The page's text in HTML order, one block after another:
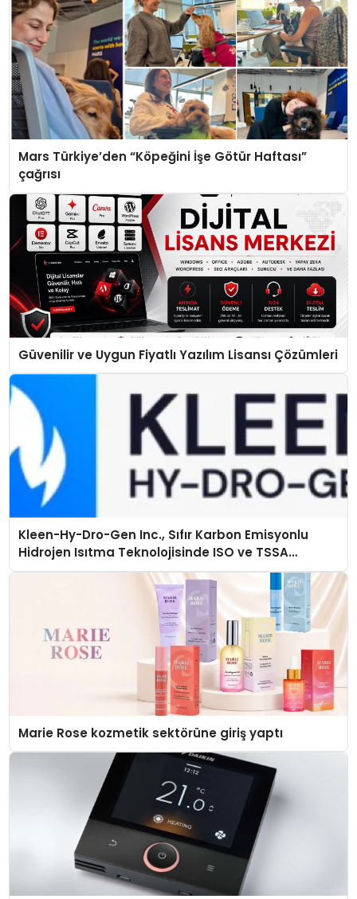
Mars Türkiye’den “Köpeğini İşe Götür Haftası”
çağrısı
Güvenilir ve Uygun Fiyatlı Yazılım Lisansı Çözümleri
Kleen-Hy-Dro-Gen Inc., Sıfır Karbon Emisyonlu
Hidrojen Isıtma Teknolojisinde ISO ve TSSA
Düzenleyici Onaylarını Aldı
Marie Rose kozmetik sektörüne giriş yaptı